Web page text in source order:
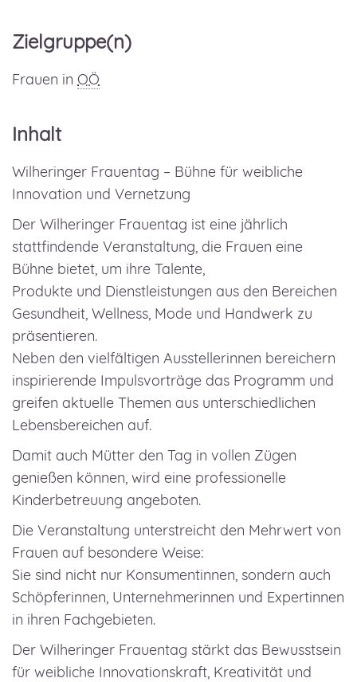
Zielgruppe(n)
Frauen in OÖ
Inhalt
Wilheringer Frauentag – Bühne für weibliche
Innovation und Vernetzung
Der Wilheringer Frauentag ist eine jährlich
stattfindende Veranstaltung, die Frauen eine
Bühne bietet, um ihre Talente,
Produkte und Dienstleistungen aus den Bereichen
Gesundheit, Wellness, Mode und Handwerk zu
präsentieren.
Neben den vielfältigen Ausstellerinnen bereichern
inspirierende Impulsvorträge das Programm und
greifen aktuelle Themen aus unterschiedlichen
Lebensbereichen auf.
Damit auch Mütter den Tag in vollen Zügen
genießen können, wird eine professionelle
Kinderbetreuung angeboten.
Die Veranstaltung unterstreicht den Mehrwert von
Frauen auf besondere Weise:
Sie sind nicht nur Konsumentinnen, sondern auch
Schöpferinnen, Unternehmerinnen und Expertinnen
in ihren Fachgebieten.
Der Wilheringer Frauentag stärkt das Bewusstsein
für weibliche Innovationskraft, Kreativität und